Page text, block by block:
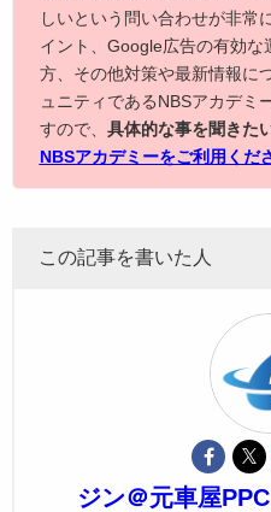
しいという問い合わせが非常
イント、Google広告の有効な
方、その他対策や最新情報に
ュニティであるNBSアカデミ
すので、 具体的な事を聞きた
NBSアカデミーをご利用くだ
この記事を書いた人
ジン＠元車屋